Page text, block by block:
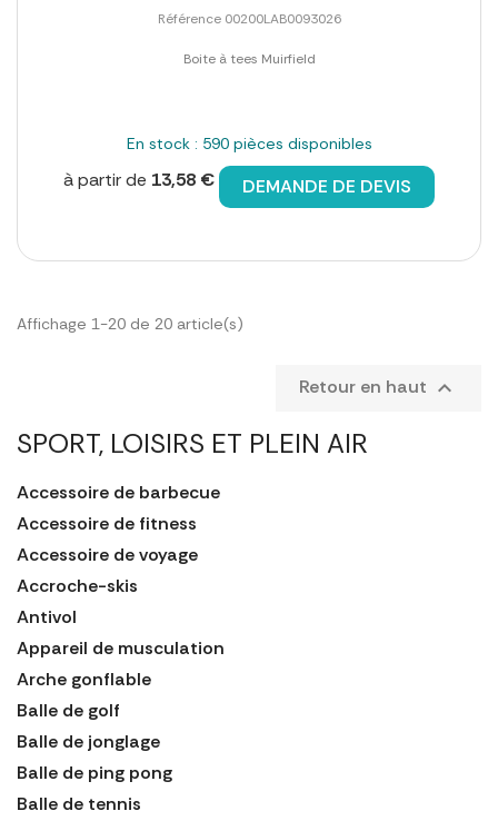
SPORT, LOISIRS ET PLEIN AIR
Accessoire de barbecue
Accessoire de fitness
Accessoire de voyage
Accroche-skis
Antivol
Appareil de musculation
Arche gonflable
Balle de golf
Balle de jonglage
Balle de ping pong
Balle de tennis
Référence 00200LAB0093026
Boite à tees Muirfield
En stock : 590 pièces disponibles
à partir de 13,58 € DEMANDE DE DEVIS
Affichage 1-20 de 20 article(s)
Retour en haut 